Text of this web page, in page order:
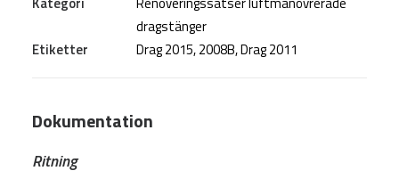
dragstänger
Etiketter
Drag 2015,2008B,Drag 2011
Dokumentation
Ritning